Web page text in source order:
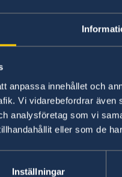
anpassa innehållet och
Vi vidarebefordrar även
analysföretag som vi
eller som de
Inställningar